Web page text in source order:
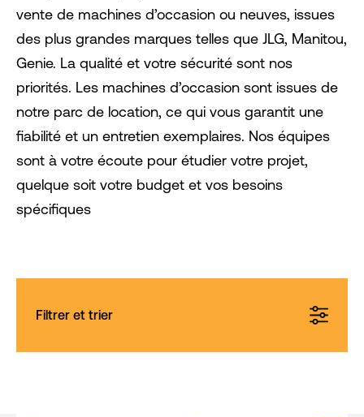
vente de machines d’occasion ou neuves, issues
des plus grandes marques telles que JLG, Manitou,
Genie. La qualité et votre sécurité sont nos
priorités. Les machines d’occasion sont issues de
notre parc de location, ce qui vous garantit une
fiabilité et un entretien exemplaires. Nos équipes
sont à votre écoute pour étudier votre projet,
quelque soit votre budget et vos besoins
spécifiques
Filtrer et trier